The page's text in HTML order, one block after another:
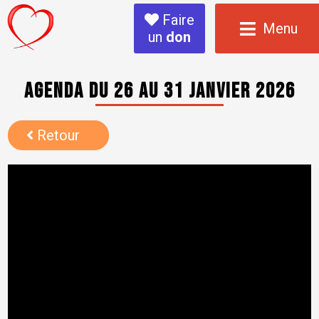
Faire
un don Menu
Agenda du 26 au 31 janvier 2026
Retour